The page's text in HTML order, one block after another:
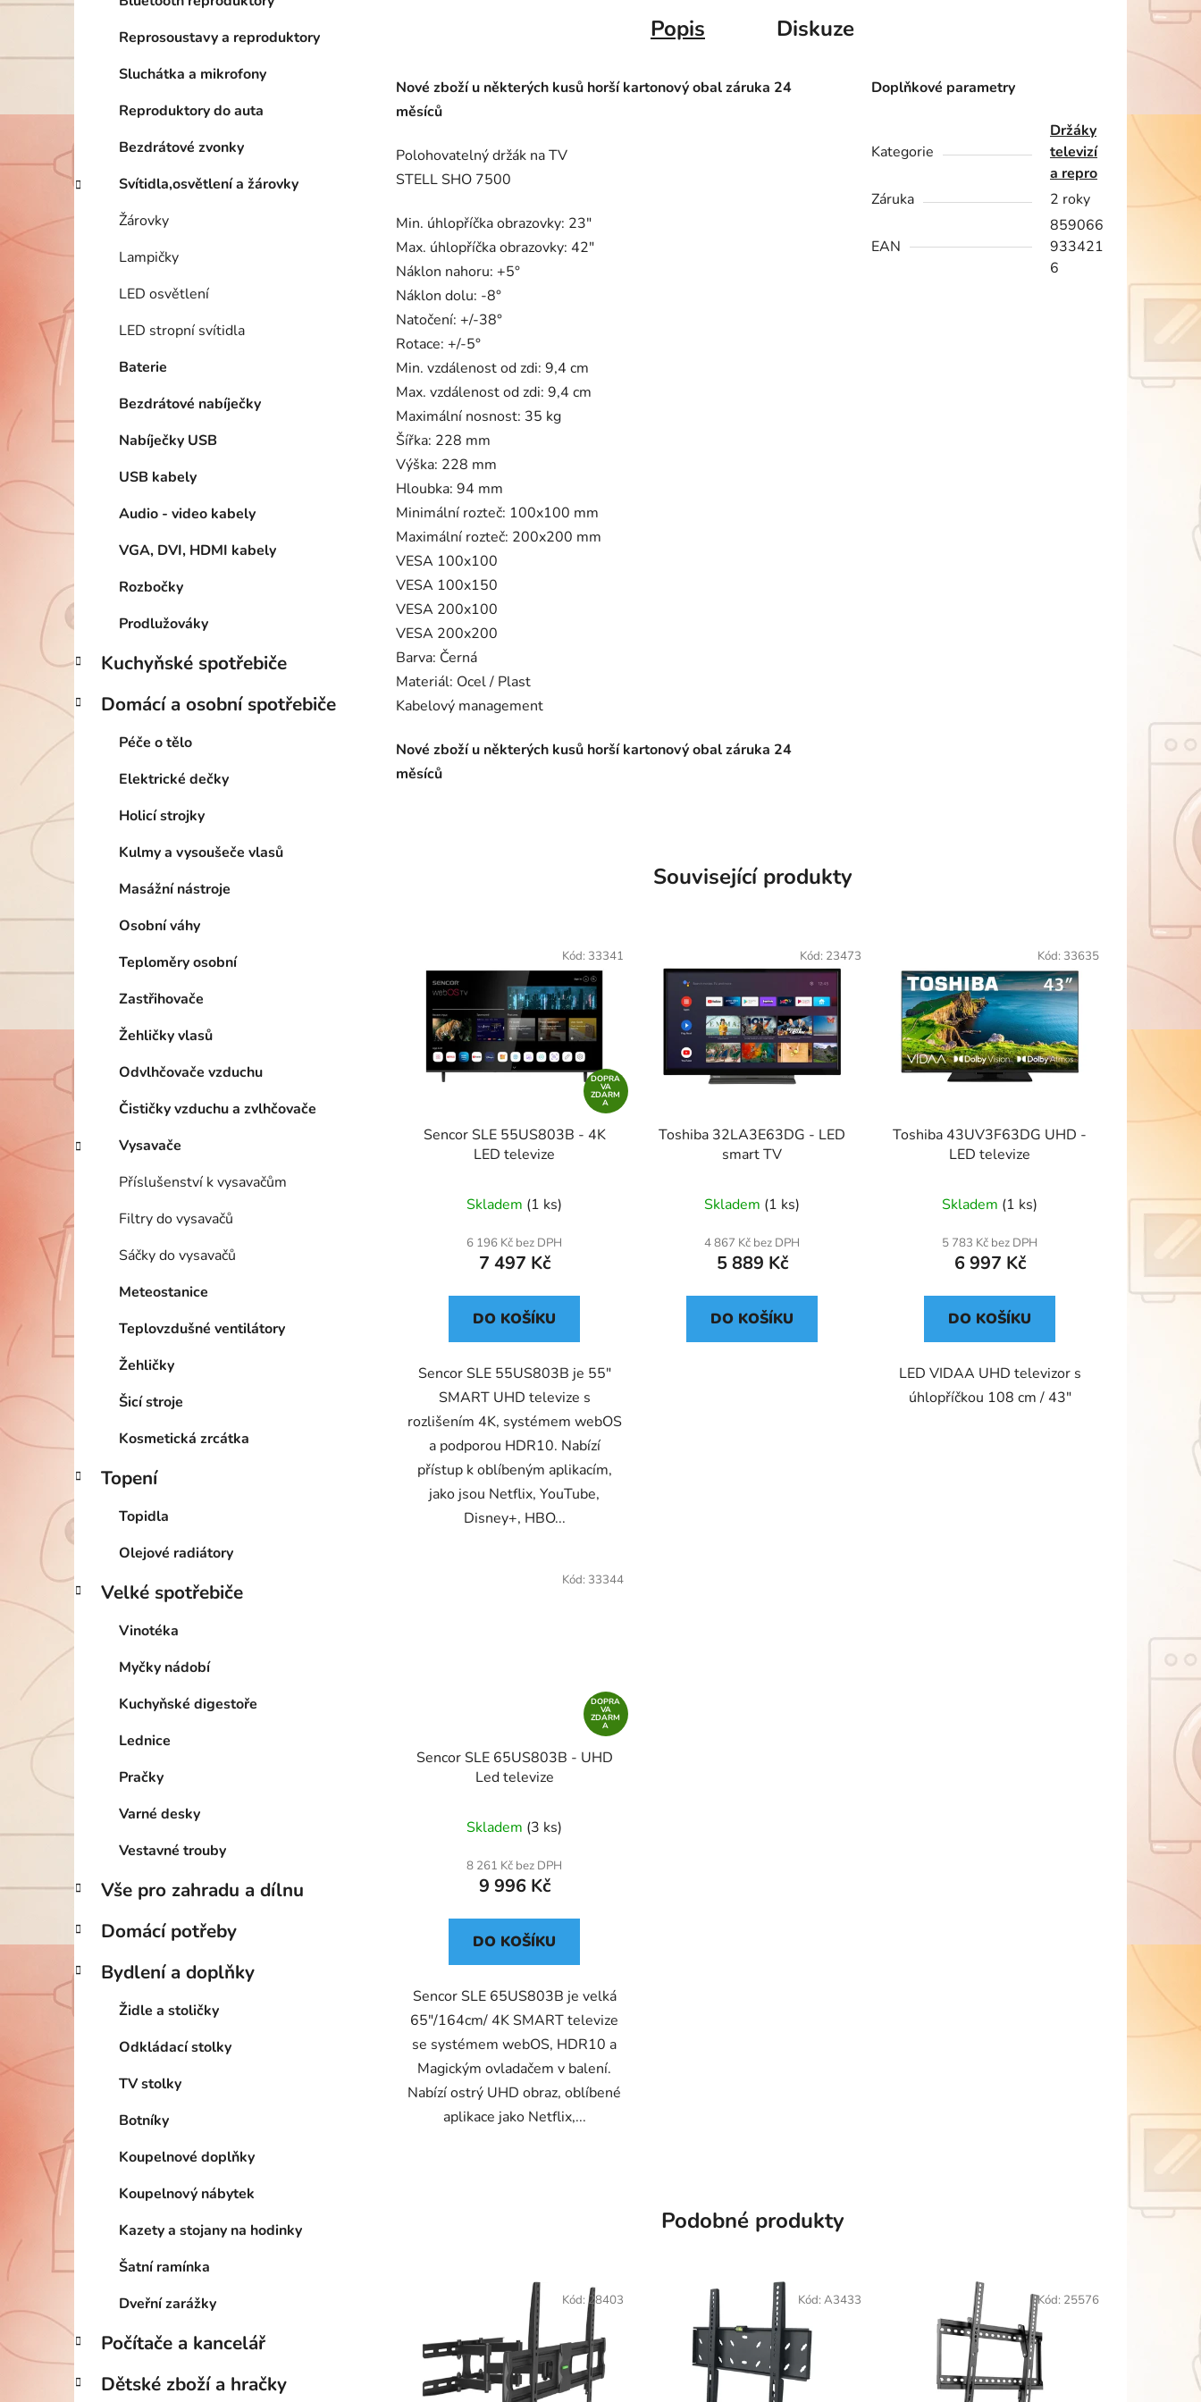
Reprosoustavy a reproduktory
Sluchátka a mikrofony
Reproduktory do auta
Bezdrátové zvonky
Svítidla,osvětlení a žárovky
Žárovky
Lampičky
LED osvětlení
LED stropní svítidla
Baterie
Bezdrátové nabíječky
Nabíječky USB
USB kabely
Audio - video kabely
VGA, DVI, HDMI kabely
Rozbočky
Prodlužováky
Kuchyňské spotřebiče
Domácí a osobní spotřebiče
Péče o tělo
Elektrické dečky
Holicí strojky
Kulmy a vysoušeče vlasů
Masážní nástroje
Osobní váhy
Teploměry osobní
Zastřihovače
Žehličky vlasů
Odvlhčovače vzduchu
Čističky vzduchu a zvlhčovače
Vysavače
Příslušenství k vysavačům
Filtry do vysavačů
Sáčky do vysavačů
Meteostanice
Teplovzdušné ventilátory
Žehličky
Šicí stroje
Kosmetická zrcátka
Topení
Topidla
Olejové radiátory
Velké spotřebiče
Vinotéka
Myčky nádobí
Kuchyňské digestoře
Lednice
Pračky
Varné desky
Vestavné trouby
Vše pro zahradu a dílnu
Domácí potřeby
Bydlení a doplňky
Židle a stoličky
Odkládací stolky
TV stolky
Botníky
Koupelnové doplňky
Koupelnový nábytek
Kazety a stojany na hodinky
Šatní ramínka
Dveřní zarážky
Počítače a kancelář
Dětské zboží a hračky
Popis Diskuze
Nové zboží u některých kusů horší kartonový obal záruka 24
měsíců
Polohovatelný držák na TV
STELL SHO 7500
Min. úhlopříčka obrazovky: 23"
Max. úhlopříčka obrazovky: 42"
Náklon nahoru: +5°
Náklon dolu: -8°
Natočení: +/-38°
Rotace: +/-5°
Min. vzdálenost od zdi: 9,4 cm
Max. vzdálenost od zdi: 9,4 cm
Maximální nosnost: 35 kg
Šířka: 228 mm
Výška: 228 mm
Hloubka: 94 mm
Minimální rozteč: 100x100 mm
Maximální rozteč: 200x200 mm
VESA 100x100
VESA 100x150
VESA 200x100
VESA 200x200
Barva: Černá
Materiál: Ocel / Plast
Kabelový management
Nové zboží u některých kusů horší kartonový obal záruka 24
měsíců
Doplňkové parametry
Kategorie
Držáky
televizí
a repro
Záruka
2 roky
EAN
859066
933421
6
Související produkty
DOPRA
VA
ZDARM
A
Sencor SLE 55US803B - 4K
LED televize
Skladem (1 ks)
6 196 Kč bez DPH
7 497 Kč
DO KOŠÍKU
Sencor SLE 55US803B je 55"
SMART UHD televize s
rozlišením 4K, systémem webOS
a podporou HDR10. Nabízí
přístup k oblíbeným aplikacím,
jako jsou Netflix, YouTube,
Disney+, HBO...
Kód: 33341
Toshiba 32LA3E63DG - LED
smart TV
Skladem (1 ks)
4 867 Kč bez DPH
5 889 Kč
DO KOŠÍKU
Kód: 23473
Toshiba 43UV3F63DG UHD -
LED televize
Skladem (1 ks)
5 783 Kč bez DPH
6 997 Kč
DO KOŠÍKU
LED VIDAA UHD televizor s
úhlopříčkou 108 cm / 43"
Kód: 33635
DOPRA
VA
ZDARM
A
Sencor SLE 65US803B - UHD
Led televize
Skladem (3 ks)
8 261 Kč bez DPH
9 996 Kč
DO KOŠÍKU
Sencor SLE 65US803B je velká
65"/164cm/ 4K SMART televize
se systémem webOS, HDR10 a
Magickým ovladačem v balení.
Nabízí ostrý UHD obraz, oblíbené
aplikace jako Netflix,...
Kód: 33344
Podobné produkty
Kód: 28403 Kód: A3433 Kód: 25576